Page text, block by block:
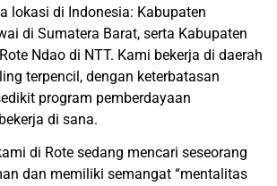
lokasi di Indonesia: Kabupaten
di Sumatera Barat, serta Kabupaten
Ndao di NTT. Kami bekerja di daerah
terpencil, dengan keterbatasan
program pemberdayaan
di sana.
di Rote sedang mencari seseorang
dan memiliki semangat “mentalitas